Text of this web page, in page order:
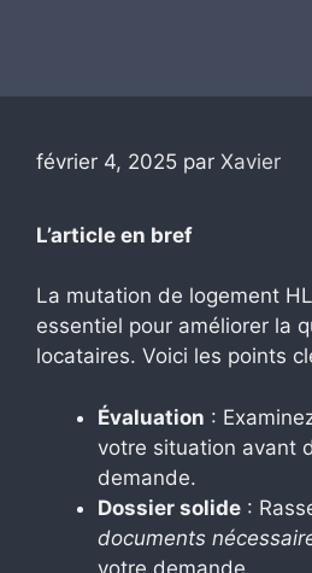
février 4, 2025 par Xavier
L’article en bref
La mutation de logement
essentiel pour améliorer la
locataires. Voici les points
Évaluation :
votre situation avant
demande.
Dossier solide :
documents
votre demande.